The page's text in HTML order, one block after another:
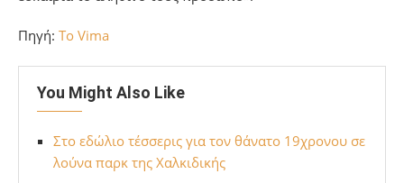
Πηγή: To Vima
You Might Also Like
Στο εδώλιο τέσσερις για τον θάνατο 19χρονου σε
λούνα παρκ της Χαλκιδικής